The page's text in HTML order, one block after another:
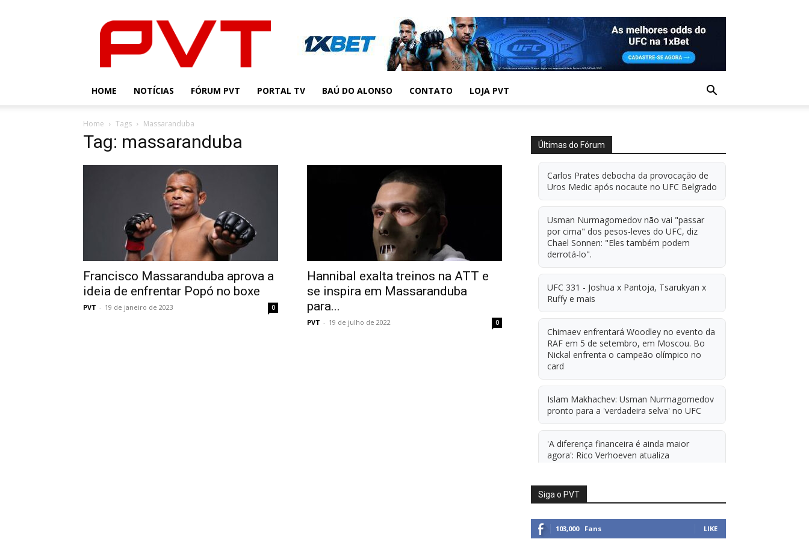
HOME NOTÍCIAS FÓRUM PVT PORTAL TV BAÚ DO ALONSO CONTATO LOJA PVT
Home Tags Massaranduba
Tag: massaranduba
Francisco Massaranduba aprova a
ideia de enfrentar Popó no boxe
PVT - 19 de janeiro de 2023 0
Hannibal exalta treinos na ATT e
se inspira em Massaranduba
para...
PVT - 19 de julho de 2022 0
Últimas do Fórum
Carlos Prates debocha da provocação de
Uros Medic após nocaute no UFC Belgrado
Usman Nurmagomedov não vai "passar
por cima" dos pesos-leves do UFC, diz
Chael Sonnen: "Eles também podem
derrotá-lo".
UFC 331 - Joshua x Pantoja, Tsarukyan x
Ruffy e mais
Chimaev enfrentará Woodley no evento da
RAF em 5 de setembro, em Moscou. Bo
Nickal enfrenta o campeão olímpico no
card
Islam Makhachev: Usman Nurmagomedov
pronto para a 'verdadeira selva' no UFC
'A diferença financeira é ainda maior
agora': Rico Verhoeven atualiza
para Michael Morales simplesmente ficar
sentado esperando. E ainda cutuca Prates
Siga o PVT
103,000 Fans LIKE